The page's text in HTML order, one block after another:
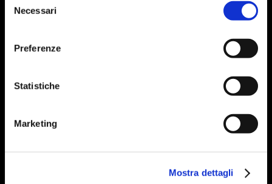
delNecessari
Preferenze
Statistiche
Marketing
Mostra dettagli